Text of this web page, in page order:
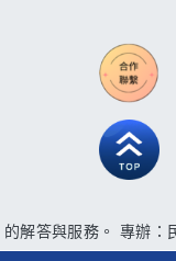
解答與服務。 專辦